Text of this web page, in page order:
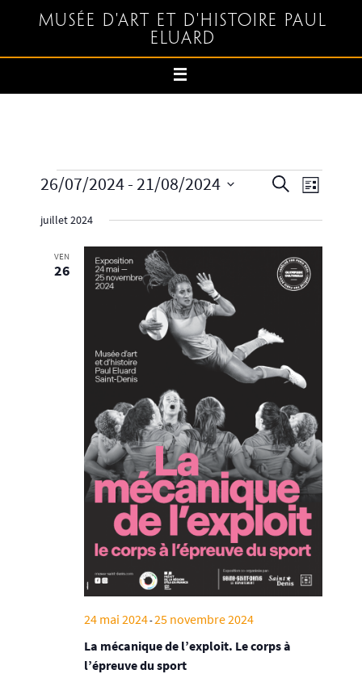
Musée d'art et d'histoire Paul
Eluard
Recherche
navigation
vues
Évènements
RechercheNavigation
vues
Liste
26/07/2024 - 21/08/2024
une
juillet 2024
VEN
26
La mécanique de l’exploit. Le corps à
l’épreuve du sport
24 mai 2024-25 novembre 2024